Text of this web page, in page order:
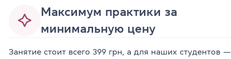
Максимум практики за
минимальную цену
Занятие стоит всего 399 грн, а для наших студентов —